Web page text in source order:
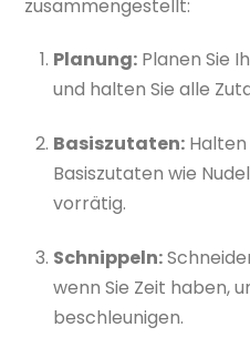
zusammengestellt:
Planung: Planen Sie
und halten Sie alle
Basiszutaten:
Basiszutaten wie
vorrätig.
Schnippeln:
wenn Sie Zeit haben,
beschleunigen.